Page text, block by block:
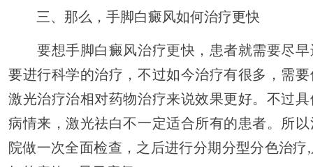
三、那么，手脚白癜风如何治疗更快
要想手脚白癜风治疗更快，患者就需要尽早
要进行科学的治疗，不过如今治疗有很多，需
激光治疗治相对药物治疗来说效果更好。不过
病情来，激光祛白不一定适合所有的患者。所
院做一次全面检查，之后进行分期分型分色治疗